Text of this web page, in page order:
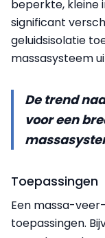
beperkte, kleine
significant
geluidsisolatie
massasysteem
De trend
voor een
Toepassingen
Een massa-
toepassingen.